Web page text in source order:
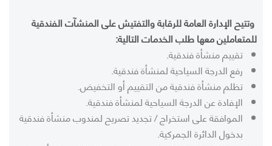
وتتيح الإدارة العامة للرقابة والتفتيش على المنشآت الفندقية
للمتعاملين معها طلب الخدمات التالية:
تقييم منشأة فندقية.
رفع الدرجة السياحية لمنشأة فندقية.
تظلم منشأة فندقية من التقييم أو التخفيض.
الإفادة عن الدرجة السياحية لمنشأة فندقية.
الموافقة على استخراج / تجديد تصريح لمندوب منشأة فندقية
بدخول الدائرة الجمركية.